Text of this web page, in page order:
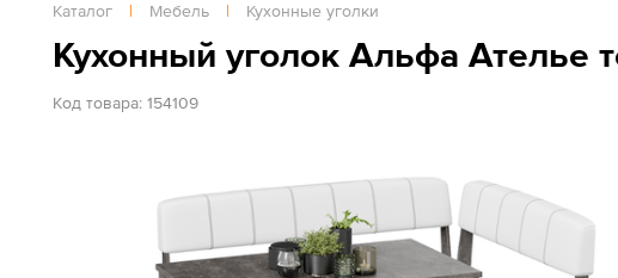
Каталог | Мебель | Кухонные уголки
Кухонный уголок Альфа
Код товара: 154109